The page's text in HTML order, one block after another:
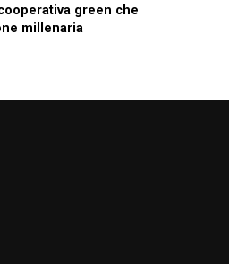
green che
millenaria